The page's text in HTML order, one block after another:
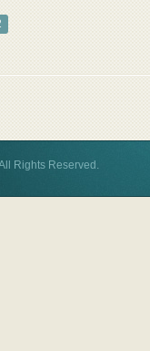
Rights Reserved.